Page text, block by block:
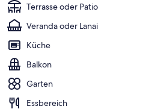
Terrasse oder Patio
Veranda oder Lanai
Küche
Balkon
Garten
Essbereich